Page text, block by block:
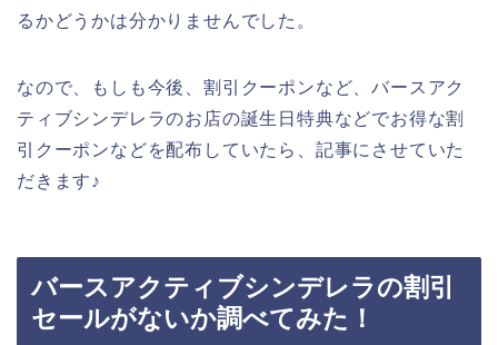
るかどうかは分かりませんでした。
なので、もしも今後、割引クーポンなど、バースアク
ティブシンデレラのお店の誕生日特典などでお得な割
引クーポンなどを配布していたら、記事にさせていた
だきます♪
バースアクティブシンデレラの割引
セールがないか調べてみた！